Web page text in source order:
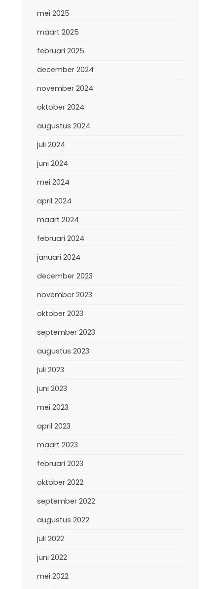
mei 2025
maart 2025
februari 2025
december 2024
november 2024
oktober 2024
augustus 2024
juli 2024
juni 2024
mei 2024
april 2024
maart 2024
februari 2024
januari 2024
december 2023
november 2023
oktober 2023
september 2023
augustus 2023
juli 2023
juni 2023
mei 2023
april 2023
maart 2023
februari 2023
oktober 2022
september 2022
augustus 2022
juli 2022
juni 2022
mei 2022